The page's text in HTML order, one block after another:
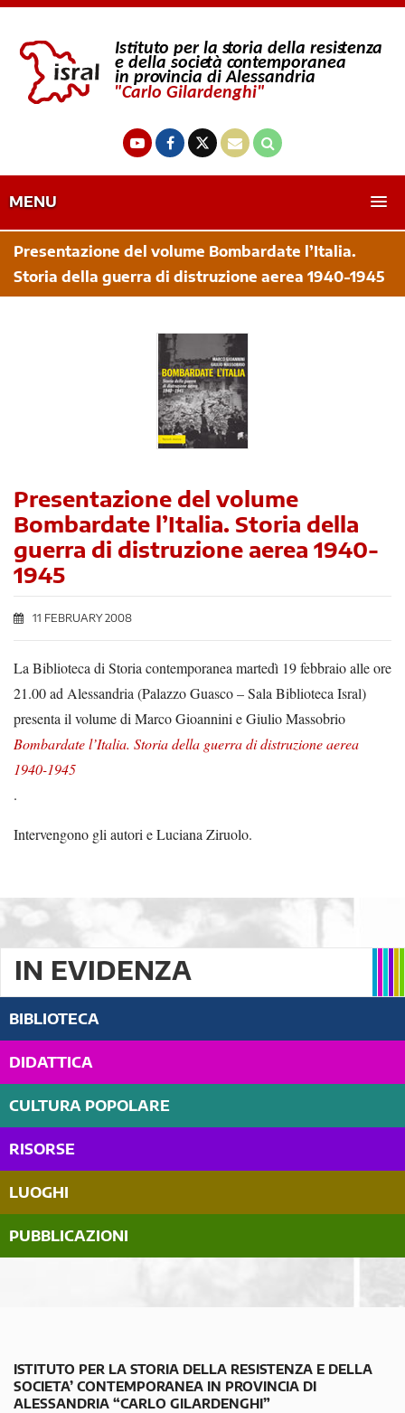
MENU
Presentazione del volume Bombardate l’Italia.
Storia della guerra di distruzione aerea 1940-1945
Presentazione del volume
Bombardate l’Italia. Storia della
guerra di distruzione aerea 1940-
1945
11 FEBRUARY 2008
La Biblioteca di Storia contemporanea martedì 19 febbraio alle ore
21.00 ad Alessandria (Palazzo Guasco – Sala Biblioteca Isral)
presenta il volume di Marco Gioannini e Giulio Massobrio
Bombardate l’Italia. Storia della guerra di distruzione aerea
1940-1945
.
Intervengono gli autori e Luciana Ziruolo.
IN EVIDENZA
BIBLIOTECA
DIDATTICA
CULTURA POPOLARE
RISORSE
LUOGHI
PUBBLICAZIONI
ISTITUTO PER LA STORIA DELLA RESISTENZA E DELLA
SOCIETA’ CONTEMPORANEA IN PROVINCIA DI
ALESSANDRIA “CARLO GILARDENGHI”